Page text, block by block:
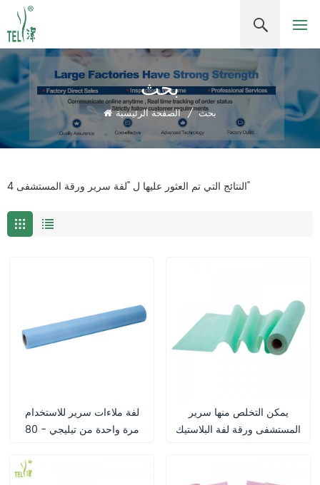
بحث
الصفحة الرئيسية / بحث
4 النتائج التي تم العثور عليها ل "لفة سرير ورقة المستشفى"
لفة ملاءات سرير للاستخدام
مرة واحدة من تيليجي - 80
م، طبقة واحدة من الورق +
يمكن التخلص منها سرير
المستشفى ورقة لفة البلاستيك